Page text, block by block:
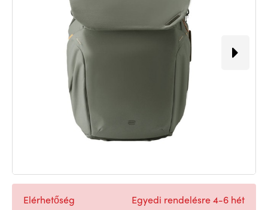
Elérhetőség Egyedi rendelésre 4-6 hét